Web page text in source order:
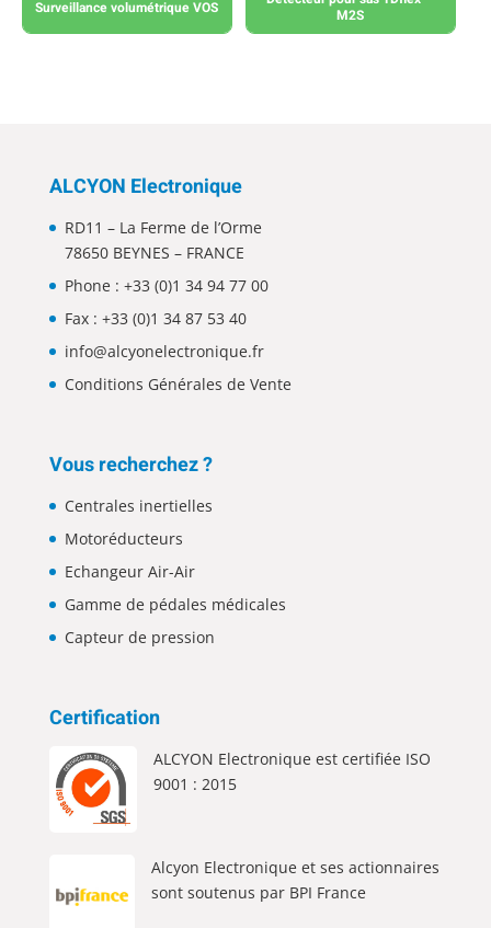
Surveillance volumétrique VOS
M2S
ALCYON Electronique
RD11 – La Ferme de l’Orme
78650 BEYNES – FRANCE
Phone : +33 (0)1 34 94 77 00
Fax : +33 (0)1 34 87 53 40
info@alcyonelectronique.fr
Conditions Générales de Vente
Vous recherchez ?
Centrales inertielles
Motoréducteurs
Echangeur Air-Air
Gamme de pédales médicales
Capteur de pression
Certification
ALCYON Electronique est certifiée ISO
9001 : 2015
Alcyon Electronique et ses actionnaires
sont soutenus par BPI France